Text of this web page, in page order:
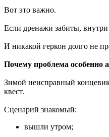
Вот это важно.
Если дренажи забиты, внутри
И никакой геркон долго не
Почему проблема особенно
Зимой неисправный
квест.
Сценарий знакомый:
вышли утром;